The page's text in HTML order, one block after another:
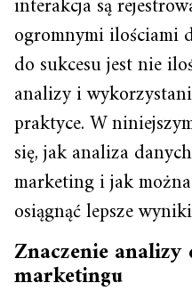
ogromnymi ilościami
do sukcesu jest nie
analizy i
praktyce. W
się, jak analiza
marketing i jak
osiągnąć lepsze
Znaczenie analizy
marketingu